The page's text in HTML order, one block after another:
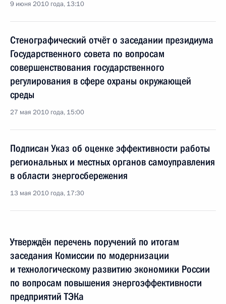
9 июня 2010 года, 13:10
Стенографический отчёт о заседании президиума
Государственного совета по вопросам
совершенствования государственного
регулирования в сфере охраны окружающей
среды
27 мая 2010 года, 15:00
Подписан Указ об оценке эффективности работы
региональных и местных органов самоуправления
в области энергосбережения
13 мая 2010 года, 17:30
Утверждён перечень поручений по итогам
заседания Комиссии по модернизации
и технологическому развитию экономики России
по вопросам повышения энергоэффективности
предприятий ТЭКа